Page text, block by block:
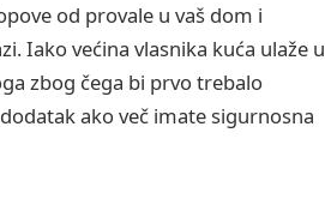
od provale u vaš dom i
Iako većina vlasnika kuća ulaže u
zbog čega bi prvo trebalo
ako več imate sigurnosna